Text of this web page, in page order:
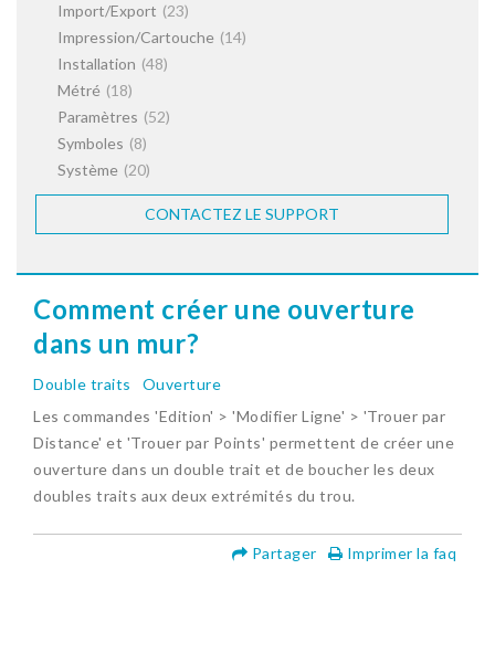
Import/Export (23)
Impression/Cartouche (14)
Installation (48)
Métré (18)
Paramètres (52)
Symboles (8)
Système (20)
CONTACTEZ LE SUPPORT
Comment créer une ouverture
dans un mur?
Double traits
Ouverture
Les commandes 'Edition' > 'Modifier Ligne' > 'Trouer par
Distance' et 'Trouer par Points' permettent de créer une
ouverture dans un double trait et de boucher les deux
doubles traits aux deux extrémités du trou.
Imprimer la faq
Partager